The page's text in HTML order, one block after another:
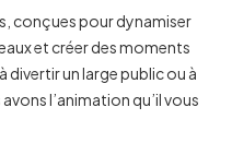
conçues pour dynamiser
et créer des moments
divertir un large public ou à
l’animation qu’il vous